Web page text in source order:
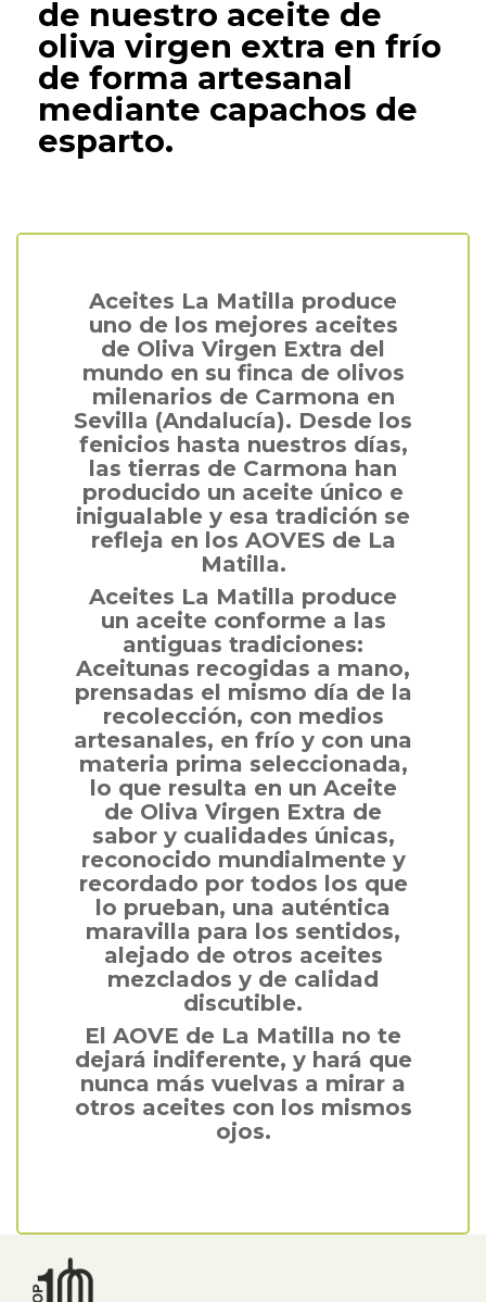
de nuestro aceite de
oliva virgen extra en frío
de forma artesanal
mediante capachos de
esparto.
Aceites La Matilla produce
uno de los mejores aceites
de Oliva Virgen Extra del
mundo en su finca de olivos
milenarios de Carmona en
Sevilla (Andalucía). Desde los
fenicios hasta nuestros días,
las tierras de Carmona han
producido un aceite único e
inigualable y esa tradición se
refleja en los AOVES de La
Matilla.
Aceites La Matilla produce
un aceite conforme a las
antiguas tradiciones:
Aceitunas recogidas a mano,
prensadas el mismo día de la
recolección, con medios
artesanales, en frío y con una
materia prima seleccionada,
lo que resulta en un Aceite
de Oliva Virgen Extra de
sabor y cualidades únicas,
reconocido mundialmente y
recordado por todos los que
lo prueban, una auténtica
maravilla para los sentidos,
alejado de otros aceites
mezclados y de calidad
discutible.
El AOVE de La Matilla no te
dejará indiferente, y hará que
nunca más vuelvas a mirar a
otros aceites con los mismos
ojos.